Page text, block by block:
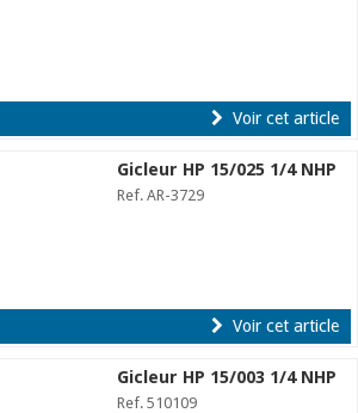
Voir cet article
Gicleur HP 15/025 1/4 NHP
Ref. AR-3729
Voir cet article
Gicleur HP 15/003 1/4 NHP
Ref. 510109